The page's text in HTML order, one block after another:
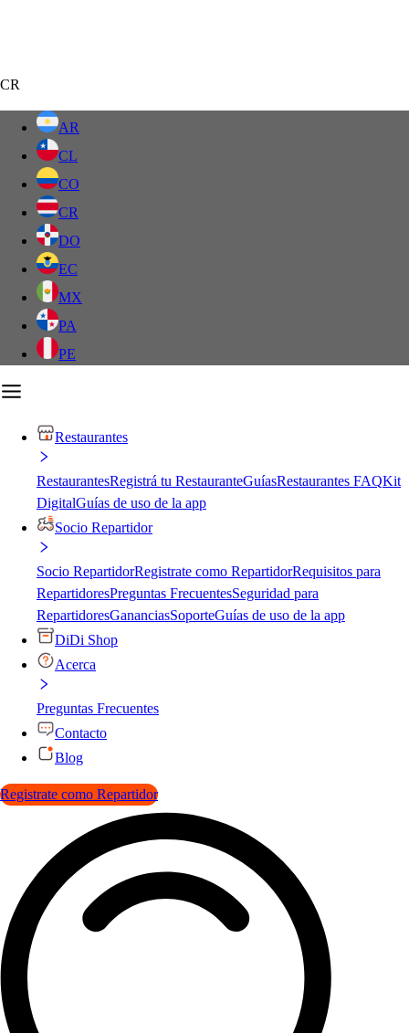
CR
AR
CL
CO
CR
DO
EC
MX
PA
PE
Restaurantes
RestaurantesRegistrá tu RestauranteGuíasRestaurantes FAQKit
DigitalGuías de uso de la app
Socio Repartidor
Socio RepartidorRegistrate como RepartidorRequisitos para
RepartidoresPreguntas FrecuentesSeguridad para
RepartidoresGananciasSoporteGuías de uso de la app
DiDi Shop
Acerca
Preguntas Frecuentes
Contacto
Blog
Registrate como Repartidor